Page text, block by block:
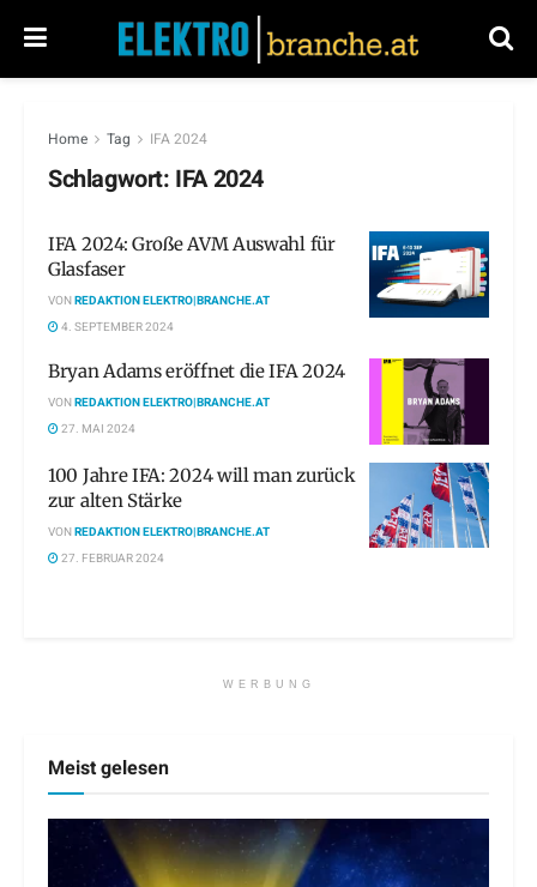
Home Tag IFA 2024
Schlagwort: IFA 2024
IFA 2024: Große AVM Auswahl für
Glasfaser
VONREDAKTION ELEKTRO|BRANCHE.AT
4. SEPTEMBER 2024
Bryan Adams eröffnet die IFA 2024
VONREDAKTION ELEKTRO|BRANCHE.AT
27. MAI 2024
100 Jahre IFA: 2024 will man zurück
zur alten Stärke
VONREDAKTION ELEKTRO|BRANCHE.AT
27. FEBRUAR 2024
WERBUNG
Meist gelesen